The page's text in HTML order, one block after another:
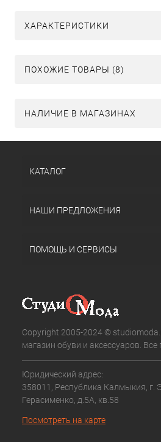
ХАРАКТЕРИСТИКИ
ПОХОЖИЕ ТОВАРЫ (8)
НАЛИЧИЕ В МАГАЗИНАХ
КАТАЛОГ
НАШИ ПРЕДЛОЖЕНИЯ
ПОМОЩЬ И СЕРВИСЫ
Copyright 2005-2024 ©
магазин обуви и аксессуаров.
Юридический адрес:
358011, Республика Калмыкия, г.
Герасименко, д.5А, кв.58
Посмотреть на карте